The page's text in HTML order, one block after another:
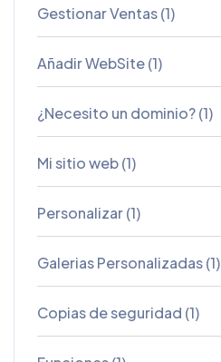
Gestionar Ventas (1)
Añadir WebSite (1)
¿Necesito un dominio? (1)
Mi sitio web (1)
Personalizar (1)
Galerias Personalizadas (1)
Copias de seguridad (1)